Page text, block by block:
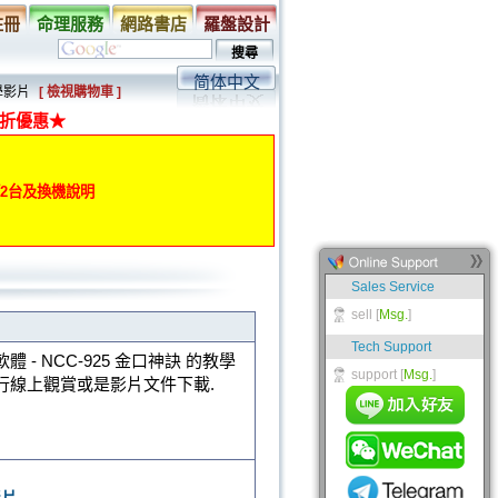
命理服務 網路書店 羅盤設計
影片 [ 檢視購物車 ]
简体中文
優惠★
台及換機說明
體 - NCC-925 金口神訣 的教學
線上觀賞或是影片文件下載.